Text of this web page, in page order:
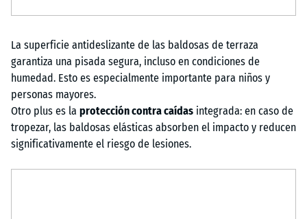
La superficie antideslizante de las baldosas de terraza
garantiza una pisada segura, incluso en condiciones de
humedad. Esto es especialmente importante para niños y
personas mayores.
Otro plus es la protección contra caídas integrada: en caso de
tropezar, las baldosas elásticas absorben el impacto y reducen
significativamente el riesgo de lesiones.